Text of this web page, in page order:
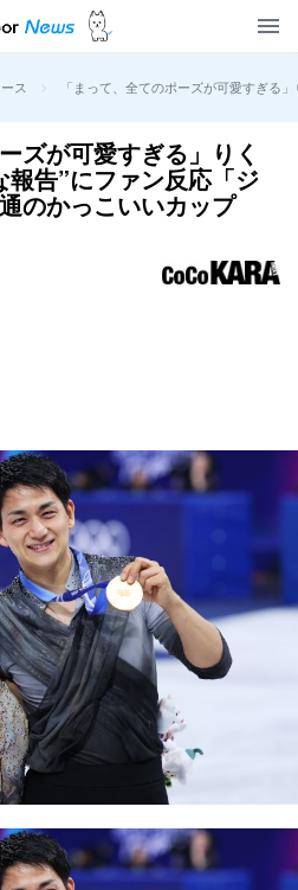
ス > 「まって、全てのポーズが可愛すぎる
ズが可愛すぎる」りく
報告”にファン反応「ジ
のかっこいいカップ